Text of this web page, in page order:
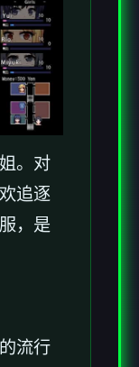
。对
追逐
，是
流行